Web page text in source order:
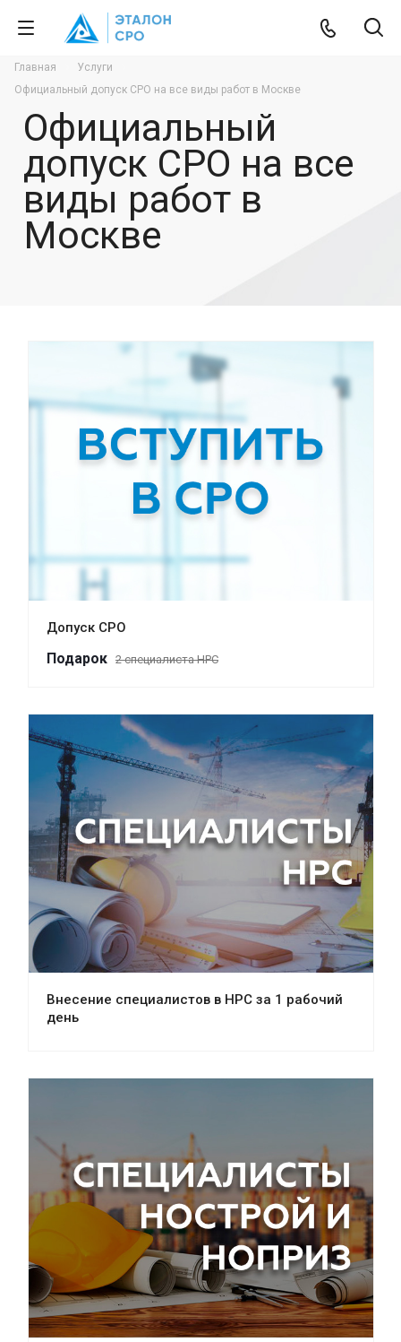
Главная
Услуги
Официальный допуск СРО на все виды работ в Москве
Официальный
допуск СРО на все
виды работ в
Москве
Допуск СРО
Подарок 2 специалиста НРС
Внесение специалистов в НРС за 1 рабочий
день